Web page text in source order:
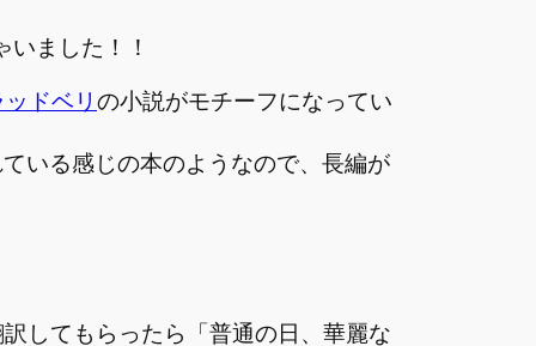
ました！！
ドベリ の小説がモチーフになってい
いる感じの本のようなので、長編が
してもらったら「普通の日、華麗な